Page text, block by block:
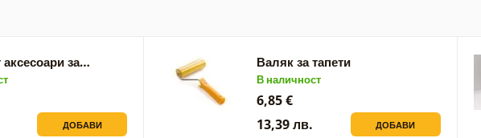
за…
ДОБАВИ
Валяк за тапети
В наличност
6,85 €
13,39 лв.
ДОБАВИ